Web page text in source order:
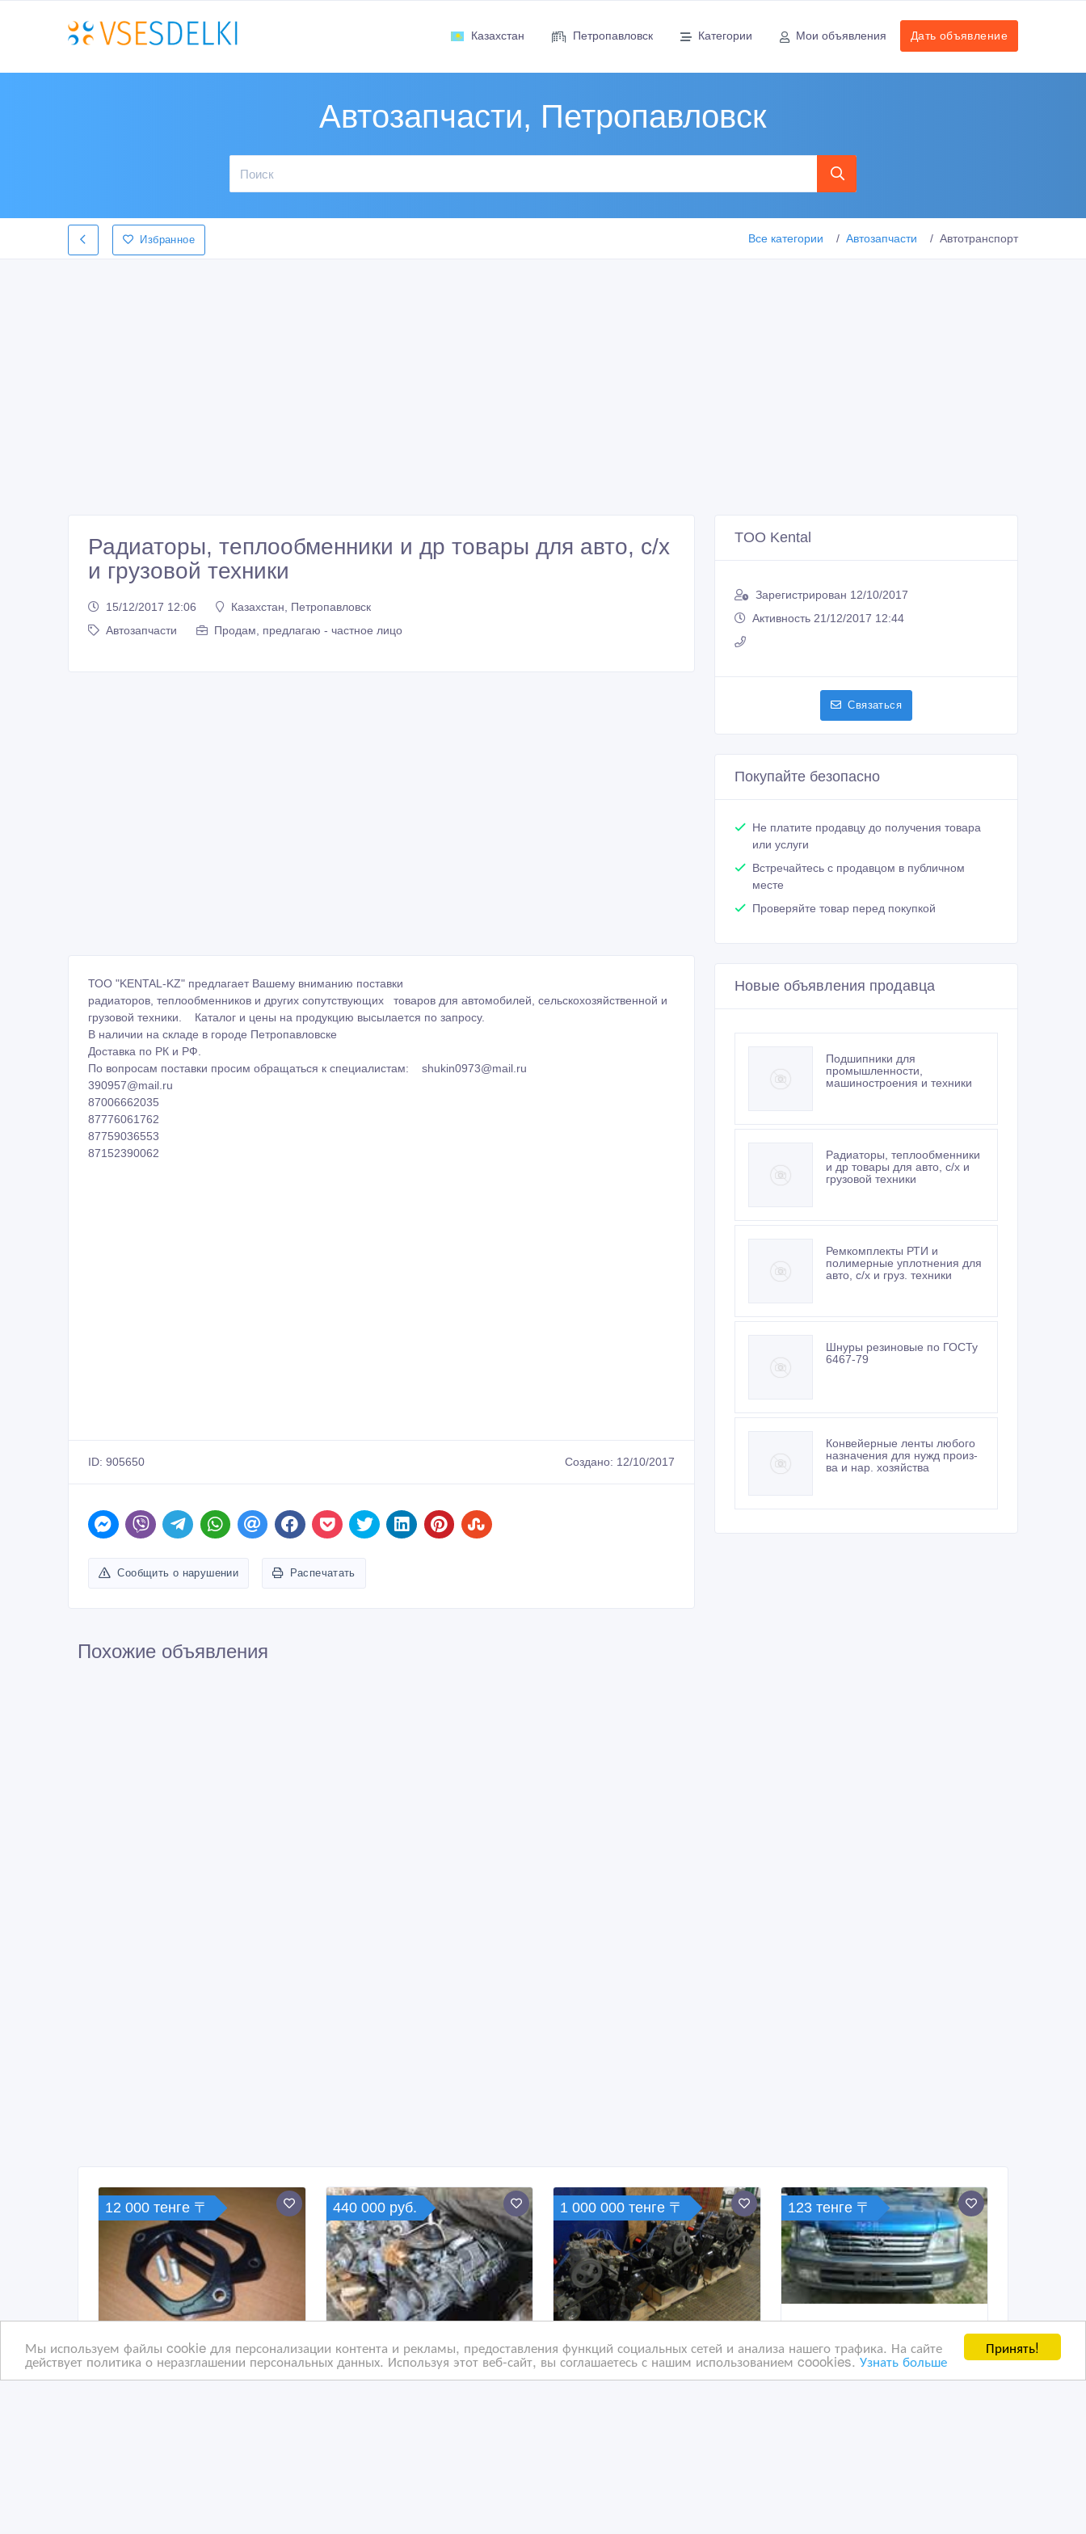
Принять!
Мы используем файлы cookie для персонализации контента и рекламы, предоставления функций социальных сетей и анализа нашего трафика. На сайте
действует политика о неразглашении персональных данных. Используя этот веб-сайт, вы соглашаетесь с нашим использованием coookies.Узнать больше
Казахстан Петропавловск Категории Мои объявления Дать объявление
Автозапчасти, Петропавловск
Избранное Все категории Автозапчасти Автотранспорт
Радиаторы, теплообменники и др товары для авто, с/х
и грузовой техники
15/12/2017 12:06
Казахстан, Петропавловск
Автозапчасти
Продам, предлагаю - частное лицо
ТОО "KENTAL-KZ" предлагает Вашему вниманию поставки
радиаторов, теплообменников и других сопутствующих товаров для автомобилей, сельскохозяйственной и
грузовой техники. Каталог и цены на продукцию высылается по запросу.
В наличии на складе в городе Петропавловске
Доставка по РК и РФ.
По вопросам поставки просим обращаться к специалистам: shukin0973@mail.ru
390957@mail.ru
87006662035
87776061762
87759036553
87152390062
ID: 905650 Создано: 12/10/2017
Сообщить о нарушении Распечатать
TOO Kental
Зарегистрирован 12/10/2017
Активность 21/12/2017 12:44
Связаться
Покупайте безопасно
Не платите продавцу до получения товара
или услуги
Встречайтесь с продавцом в публичном
месте
Проверяйте товар перед покупкой
Новые объявления продавца
Подшипники для
промышленности,
машиностроения и техники
Радиаторы, теплообменники
и др товары для авто, с/х и
грузовой техники
Ремкомплекты РТИ и
полимерные уплотнения для
авто, с/х и груз. техники
Шнуры резиновые по ГОСТу
6467-79
Конвейерные ленты любого
назначения для нужд произ-
ва и нар. хозяйства
Похожие объявления
12 000 тенге 〒 440 000 руб. 1 000 000 тенге 〒 123 тенге 〒